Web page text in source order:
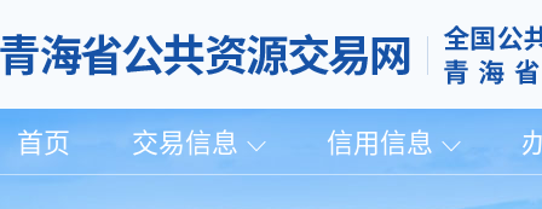
首页 交易信息 信用信息